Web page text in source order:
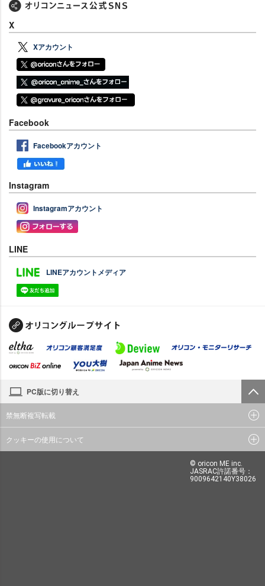
X
Xアカウント
Facebook
Facebookアカウント
Instagram
Instagramアカウント
LINE
LINEアカウントメディア
PC版に切り替え
禁無断複写転載
クッキーの使用について
© oricon ME inc.
JASRAC許諾番号：
9009642140Y38026